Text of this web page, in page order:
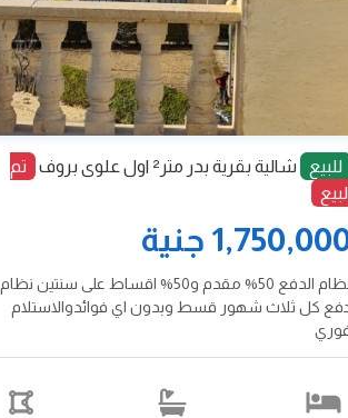
للبيع شالية بقرية بدر متر² اول علوى بروف
تم
جنية
نظام الدفع 50% مقدم و50% اقساط على سنتين نظام
كل ثلاث شهور قسط وبدون اي فوائدوالاستلام